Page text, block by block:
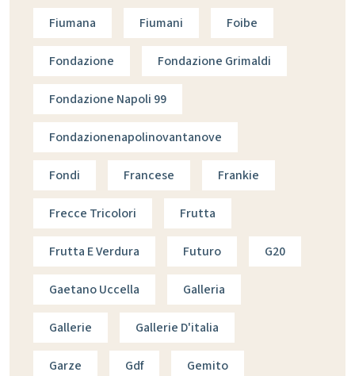
Fiumana Fiumani Foibe
Fondazione Fondazione Grimaldi
Fondazione Napoli 99
Fondazionenapolinovantanove
Fondi Francese Frankie
Frecce Tricolori Frutta
Frutta E Verdura Futuro G20
Gaetano Uccella Galleria
Gallerie Gallerie D'italia
Garze Gdf Gemito